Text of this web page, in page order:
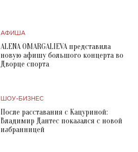
АФИША
ALENA OMARGALIEVA представила
новую афишу большого концерта во
Дворце спорта
ШОУ-БИЗНЕС
После расставания с Кацуриной:
Владимир Дантес показался с новой
избранницей